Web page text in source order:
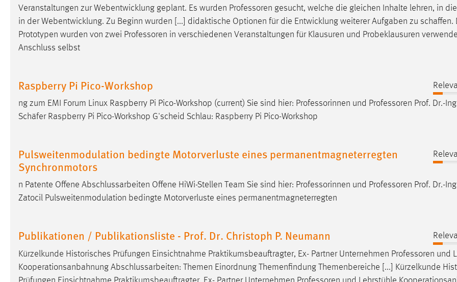
Veranstaltungen zur Webentwicklung geplant. Es wurden Professoren gesucht, welche die gleichen Inhalte lehren, in
in der Webentwicklung. Zu Beginn wurden [...] didaktische Optionen für die Entwicklung weiterer Aufgaben zu schaffen.
Prototypen wurden von zwei Professoren in verschiedenen Veranstaltungen für Klausuren und Probeklausuren
Anschluss selbst
Raspberry Pi Pico-Workshop
ng zum EMI Forum Linux Raspberry Pi Pico-Workshop (current) Sie sind hier: Professorinnen und Professoren Prof. Dr.-
Schäfer Raspberry Pi Pico-Workshop G'scheid Schlau: Raspberry Pi Pico-Workshop
Pulsweitenmodulation bedingte Motorverluste eines permanentmagneterregten
Synchronmotors
n Patente Offene Abschlussarbeiten Offene HiWi-Stellen Team Sie sind hier: Professorinnen und Professoren Prof. Dr.-
Zatocil Pulsweitenmodulation bedingte Motorverluste eines permanentmagneterregten
Publikationen / Publikationsliste - Prof. Dr. Christoph P. Neumann
Kürzelkunde Historisches Prüfungen Einsichtnahme Praktikumsbeauftragter, Ex- Partner Unternehmen Professoren und
Kooperationsanbahnung Abschlussarbeiten: Themen Einordnung Themenfindung Themenbereiche [...] Kürzelkunde